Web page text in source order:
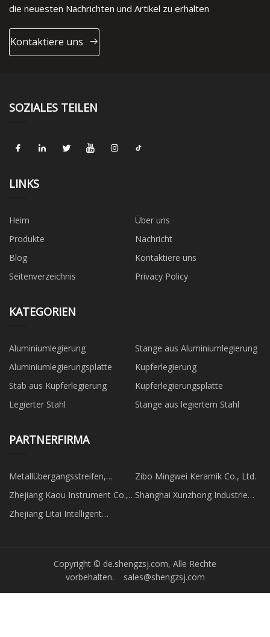
die neuesten Nachrichten und Artikel zu erhalten
Kontaktiere uns
SOZIALES TEILEN
LINKS
Heim
Über uns
Produkte
Nachricht
Blog
Kontaktiere uns
Seitenverzeichnis
Privacy Policy
KATEGORIEN
Aluminiumlegierung
Stange aus Aluminiumlegierung
Aluminiumlegierungsplatte
Kupferlegierung
Stab aus Kupferlegierung
Kupferlegierungsplatte
Legierter Stahl
Stange aus legiertem Stahl
PARTNERFIRMA
Metallübergangsstreifen,
hergestellt in China
Zibo Mingwei Keramik Co., Ltd.
Zhejiang Kaou Instrument Co.,
Ltd
Shanghai Xunzhong Industrie
Zhejiang Litai Intelligent
Copyright © de.shengzsj.com, Alle Rechte
vorbehalten. sales@shengzsj.com